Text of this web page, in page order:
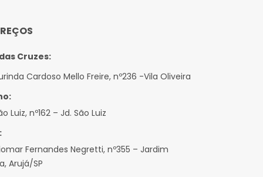
Cruzes:
Cardoso Mello Freire, nº236 -Vila Oliveira
Luiz, nº162 – Jd. São Luiz
Fernandes Negretti, nº355 – Jardim
Arujá/SP